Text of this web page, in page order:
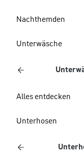
Nachthemden
Unterwäsche
Alles entdecken
Unterhosen